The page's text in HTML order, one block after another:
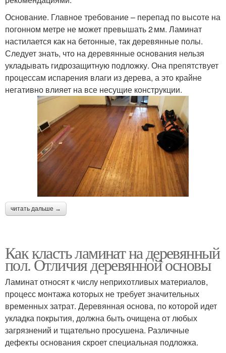
Основание. Главное требование – перепад по высоте на
погонном метре не может превышать 2 мм. Ламинат
настилается как на бетонные, так деревянные полы.
Следует знать, что на деревянные основания нельзя
укладывать гидрозащитную подложку. Она препятствует
процессам испарения влаги из дерева, а это крайне
негативно влияет на все несущие конструкции.
читать дальше →
Как класть ламинат на деревянный
пол. Отличия деревянной основы
Ламинат относят к числу неприхотливых материалов,
процесс монтажа которых не требует значительных
временных затрат. Деревянная основа, по которой идет
укладка покрытия, должна быть очищена от любых
загрязнений и тщательно просушена. Различные
дефекты основания скроет специальная подложка.